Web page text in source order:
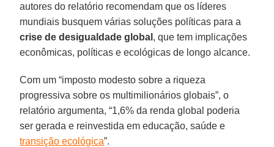
autores do relatório recomendam que os líderes
mundiais busquem várias soluções políticas para a
crise de desigualdade global , que tem implicações
econômicas, políticas e ecológicas de longo alcance.
Com um “imposto modesto sobre a riqueza
progressiva sobre os multimilionários globais”, o
relatório argumenta, “1,6% da renda global poderia
ser gerada e reinvestida em educação, saúde e
transição ecológica”.